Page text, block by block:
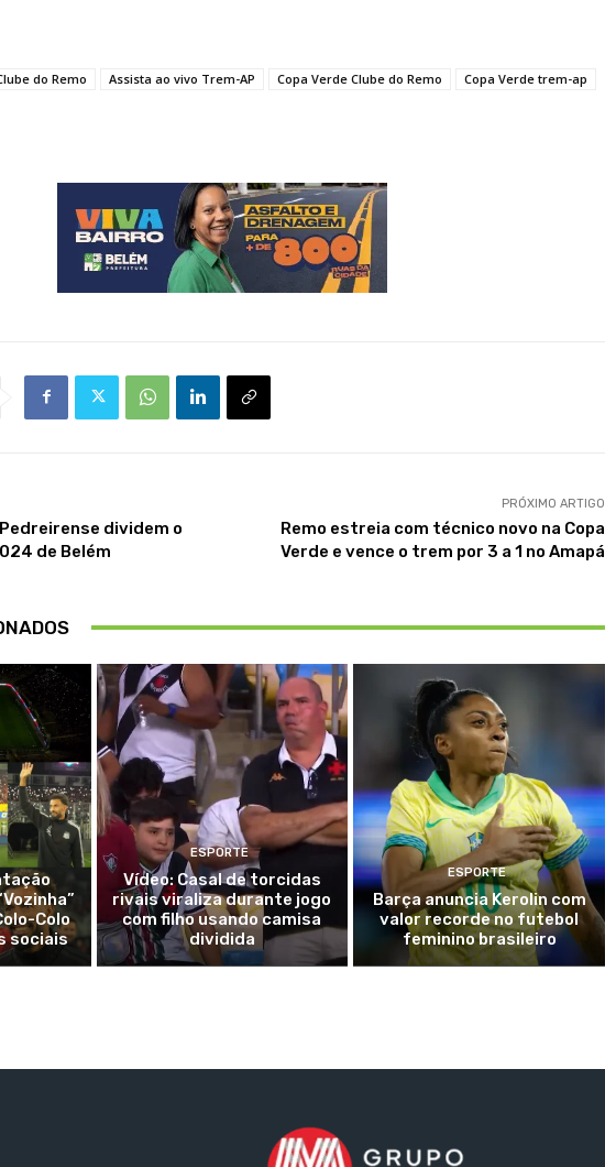
do Remo Assista ao vivo Trem-AP Copa Verde Clube do Remo
Copa Verde trem-ap
dividem o
de Belém
PRÓXIMO ARTIGO
Remo estreia com técnico novo na Copa
Verde e vence o trem por 3 a 1 no Amapá
Colo
sociais
ESPORTE
Vídeo: Casal de torcidas
rivais viraliza durante jogo
com filho usando camisa
dividida
ESPORTE
Barça anuncia Kerolin com
valor recorde no futebol
feminino brasileiro